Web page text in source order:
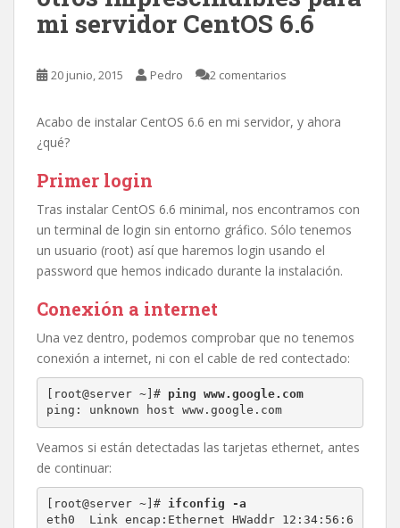
mi servidor CentOS 6.6
20 junio, 2015 Pedro 2 comentarios
Acabo de instalar CentOS 6.6 en mi servidor, y ahora
¿qué?
Primer login
Tras instalar CentOS 6.6 minimal, nos encontramos con
un terminal de login sin entorno gráfico. Sólo tenemos
un usuario (root) así que haremos login usando el
password que hemos indicado durante la instalación.
Conexión a internet
Una vez dentro, podemos comprobar que no tenemos
conexión a internet, ni con el cable de red contectado:
[root@server ~]# ping www.google.com
ping: unknown host www.google.com
Veamos si están detectadas las tarjetas ethernet, antes
de continuar:
[root@server ~]#
eth0  Link encap:Ethernet HWaddr 12:34:56:6